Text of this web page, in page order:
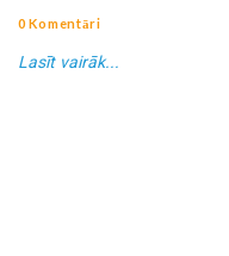
0 Komentāri
Lasīt vairāk...